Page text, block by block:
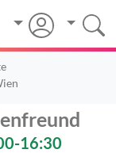
16:30